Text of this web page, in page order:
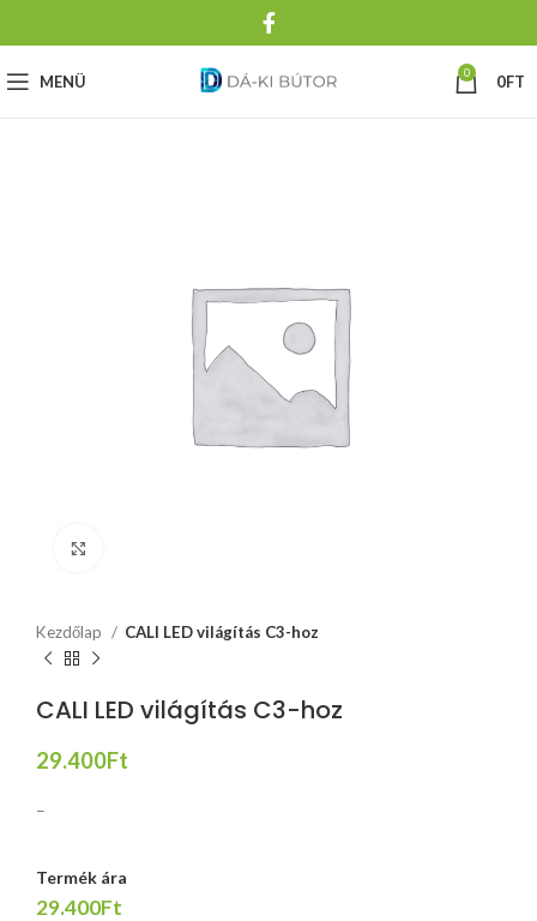
MENÜ 0 0FT
Kezdőlap CALI LED világítás C3-hoz
CALI LED világítás C3-hoz
29.400Ft
–
Termék ára
29.400Ft